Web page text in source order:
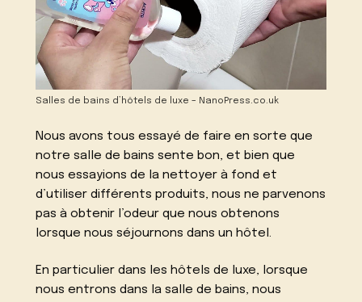
Salles de bains d’hôtels de luxe – NanoPress.co.uk
Nous avons tous essayé de faire en sorte que
notre salle de bains sente bon, et bien que
nous essayions de la nettoyer à fond et
d’utiliser différents produits, nous ne parvenons
pas à obtenir l’odeur que nous obtenons
lorsque nous séjournons dans un hôtel.
En particulier dans les hôtels de luxe, lorsque
nous entrons dans la salle de bains, nous